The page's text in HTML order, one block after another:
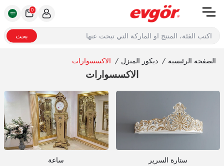
بحث
0
الصفحة الرئيسية / ديكور المنزل / الاكسسوارات
الاكسسوارات
ستارة السرير ساعة